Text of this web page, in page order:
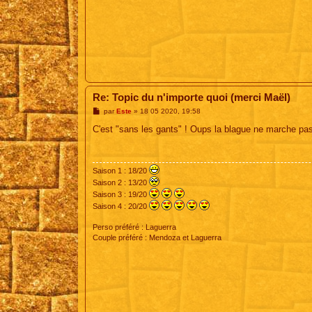
Re: Topic du n'importe quoi (merci Maël)
M
s
par Este» 18 05 2020, 19:58
C'est "sans les gants" ! Oups la blague ne marche
Saison 1 : 18/20
Saison 2 : 13/20
Saison 3 : 19/20
Saison 4 : 20/20
Perso préféré : Laguerra
Couple préféré : Mendoza et Laguerra